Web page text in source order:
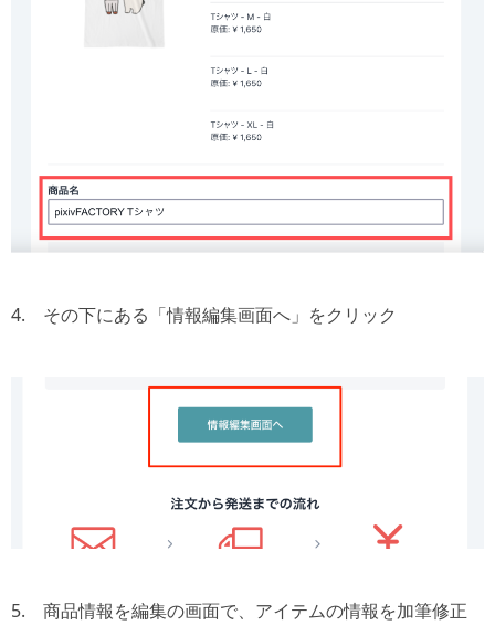
4. その下にある「情報編集画面へ」をクリック
5. 商品情報を編集の画面で、アイテムの情報を加筆修正